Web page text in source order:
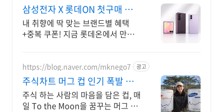
삼성전자 X 롯데ON 첫구매 최
대 5천원 혜택!
내 취향에 딱 맞는 브랜드별 혜택
+중복 쿠폰! 지금 롯데온에서 만나
https://blog.naver.com/mknego7 광고
주식차트 머그 컵 인기 폭발 내
일은 오늘보다 조금더 높이
주식 하는 사람의 마음을 담은 컵, 매
일 To the Moon을 꿈꾸는 머그 컵